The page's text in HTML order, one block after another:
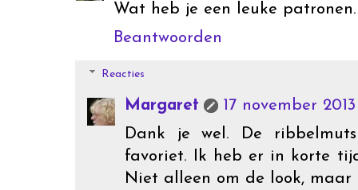
Wat heb je een leuke patronen.
Beantwoorden
Reacties
Margaret
17 november
Dank je wel. De
favoriet. Ik heb er in korte
Niet alleen om de look,